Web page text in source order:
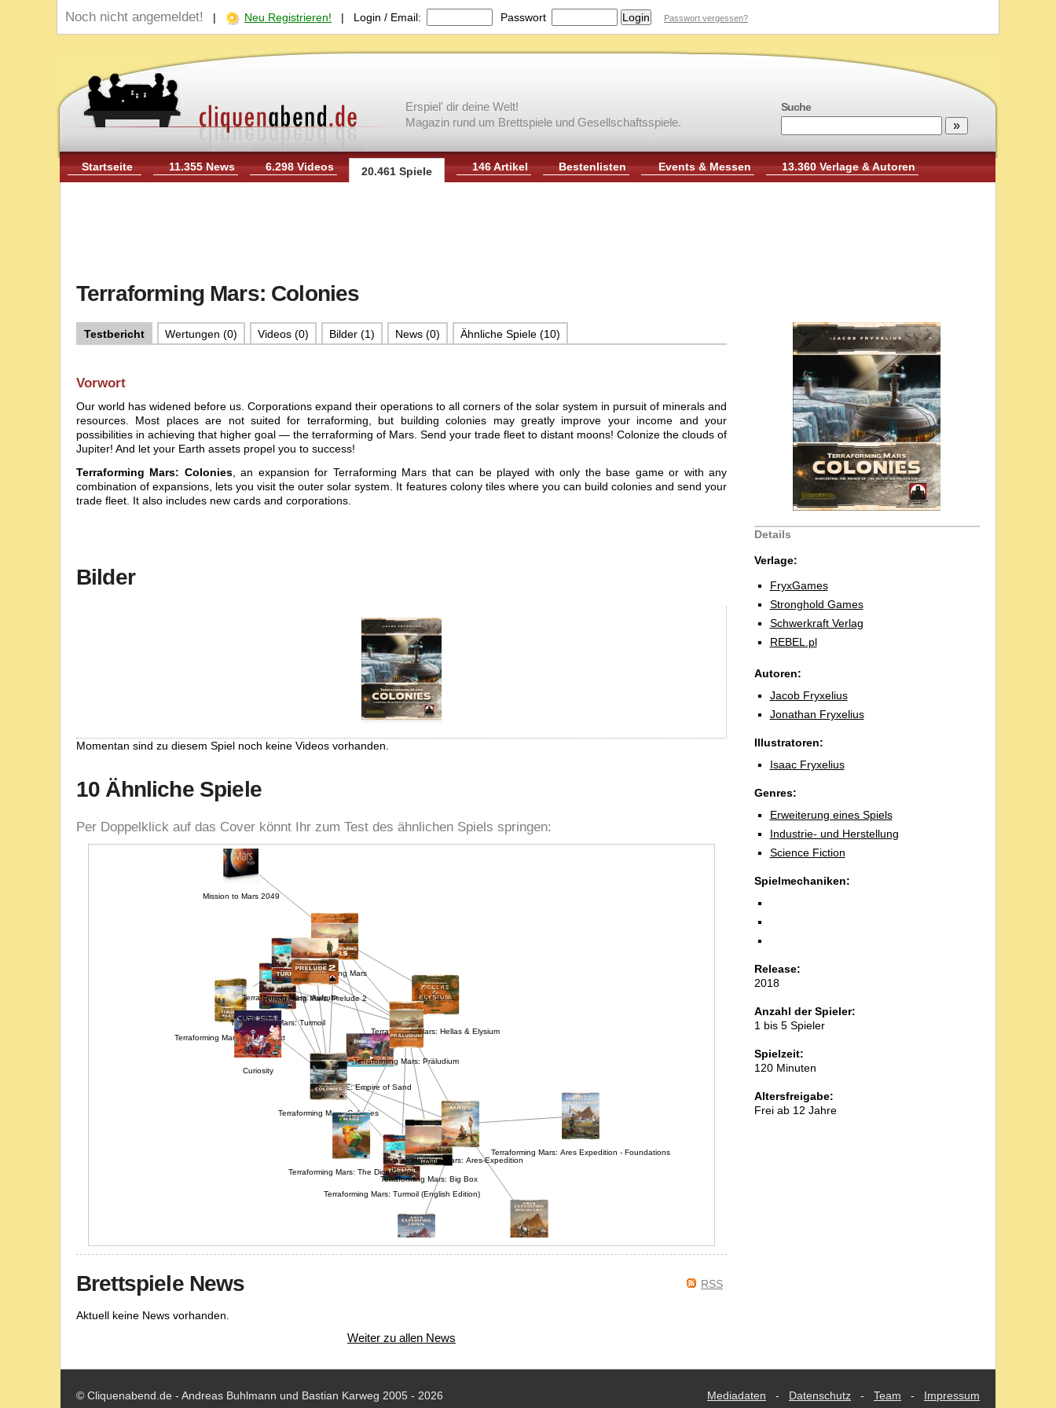
Noch nicht angemeldet! | Neu Registrieren! | Login / Email: Passwort Passwort vergessen?
Suche
Erspiel' dir deine Welt!
Magazin rund um Brettspiele und Gesellschaftsspiele.
Startseite 11.355 News 6.298 Videos 20.461 Spiele 146 Artikel Bestenlisten Events & Messen 13.360 Verlage & Autoren
Terraforming Mars: Colonies
Details
Verlage:
FryxGames
Stronghold Games
Schwerkraft Verlag
REBEL.pl
Autoren:
Jacob Fryxelius
Jonathan Fryxelius
Illustratoren:
Isaac Fryxelius
Genres:
Erweiterung eines Spiels
Industrie- und Herstellung
Science Fiction
Spielmechaniken:
Release:
2018
Anzahl der Spieler:
1 bis 5 Spieler
Spielzeit:
120 Minuten
Altersfreigabe:
Frei ab 12 Jahre
Testbericht Wertungen (0) Videos (0) Bilder (1) News (0) Ähnliche Spiele (10)
Vorwort
Our world has widened before us. Corporations expand their operations to all corners of the solar system in pursuit of minerals and
resources. Most places are not suited for terraforming, but building colonies may greatly improve your income and your
possibilities in achieving that higher goal — the terraforming of Mars. Send your trade fleet to distant moons! Colonize the clouds of
Jupiter! And let your Earth assets propel you to success!
Terraforming Mars: Colonies, an expansion for Terraforming Mars that can be played with only the base game or with any
combination of expansions, lets you visit the outer solar system. It features colony tiles where you can build colonies and send your
trade fleet. It also includes new cards and corporations.
Bilder
Momentan sind zu diesem Spiel noch keine Videos vorhanden.
10 Ähnliche Spiele
Per Doppelklick auf das Cover könnt Ihr zum Test des ähnlichen Spiels springen:
RYCE: Empire of Sand
Terraforming Mars
Mission to Mars 2049
Terraforming Mars: Hellas & Elysium
Terraforming Mars: Venus Next
Terraforming Mars: Präludium
Terraforming Mars: Colonies
Terraforming Mars: Turmoil
Terraforming Mars: Aufruhr
Terraforming Mars: Turmoil (English Edition)
Terraforming Mars: Big Box
Terraforming Mars: Ares-Expedition
Terraforming Mars: Ares Expedition - Foundations
Terraforming Mars: The Dice Game
Curiosity
Terraforming Mars: Prelude 2
RSS
Brettspiele News
Aktuell keine News vorhanden.
Weiter zu allen News
Mediadaten - Datenschutz - Team - Impressum
© Cliquenabend.de - Andreas Buhlmann und Bastian Karweg 2005 - 2026